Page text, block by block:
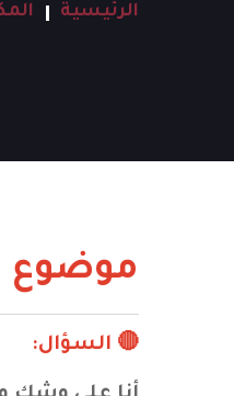
الرئيسية
موضوع
🔴 السؤال: